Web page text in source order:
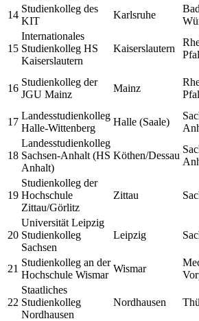
14
Studienkolleg des
KIT
Karlsruhe
15
Internationales
Studienkolleg HS
Kaiserslautern
Kaiserslautern
16
Studienkolleg der
JGU Mainz
Mainz
17
Landesstudienkolleg
Halle-Wittenberg
Halle (Saale)
18
Landesstudienkolleg
Sachsen-Anhalt (HS
Anhalt)
Köthen/Dessau
19
Studienkolleg der
Hochschule
Zittau/Görlitz
Zittau
20
Universität Leipzig
Studienkolleg
Sachsen
Leipzig
21
Studienkolleg an der
Hochschule Wismar
Wismar
22
Staatliches
Studienkolleg
Nordhausen
Nordhausen